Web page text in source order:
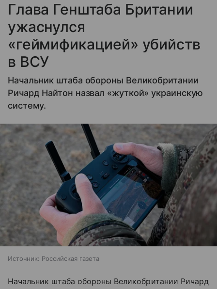
Глава Генштаба Британии
ужаснулся
«геймификацией» убийств
в ВСУ
Начальник штаба обороны Великобритании
Ричард Найтон назвал «жуткой» украинскую
систему.
Источник: Российская газета
Начальник штаба обороны Великобритании Ричард